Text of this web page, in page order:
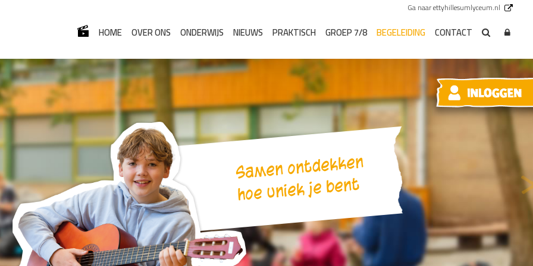
Ga naar ettyhillesumlyceum.nl
HOME OVER ONS ONDERWIJS NIEUWS PRAKTISCH GROEP 7/8 BEGELEIDING CONTACT
Samen ontdekken
hoe uniek je bent